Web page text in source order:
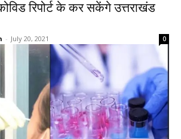
रिपोर्ट के कर सकेंगे उत्तराखंड
- July 20, 2021 0